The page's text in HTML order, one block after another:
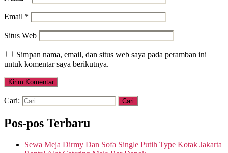
Email *
Situs Web
Simpan nama, email, dan situs web saya pada peramban ini
untuk komentar saya berikutnya.
Cari:
Pos-pos Terbaru
Sewa Meja Dirmy Dan Sofa Single Putih Type Kotak Jakarta